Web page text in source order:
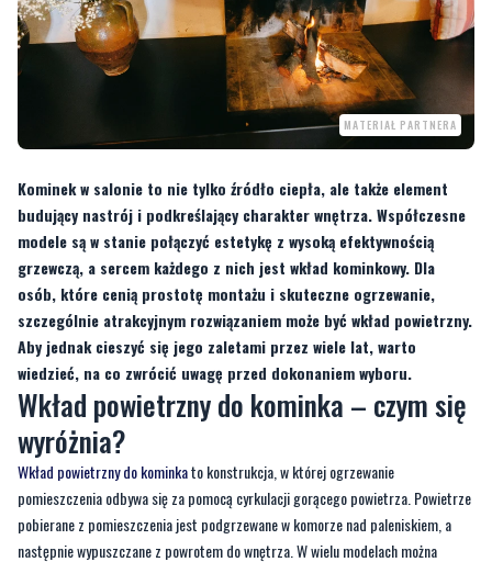
MATERIAŁ PARTNERA
Kominek w salonie to nie tylko źródło ciepła, ale także element
budujący nastrój i podkreślający charakter wnętrza. Współczesne
grzewczą, a sercem każdego z nich jest wkład kominkowy. Dla
osób, które cenią prostotę montażu i skuteczne ogrzewanie,
szczególnie atrakcyjnym rozwiązaniem może być wkład powietrzny.
Aby jednak cieszyć się jego zaletami przez wiele lat, warto
wiedzieć, na co zwrócić uwagę przed dokonaniem wyboru.
Wkład powietrzny do kominka – czym się
wyróżnia?
Wkład powietrzny do kominka
to konstrukcja, w której ogrzewanie
pomieszczenia odbywa się za pomocą cyrkulacji gorącego powietrza. Powietrze
pobierane z pomieszczenia jest podgrzewane w komorze nad paleniskiem, a
następnie wypuszczane z powrotem do wnętrza. W wielu modelach można
dodatkowo zastosować system DGP (Dystrybucja Gorącego Powietrza), który
rozprowadza ciepło do innych pomieszczeń. Największą zaletą wkładów
powietrznych jest szybka reakcja na zmiany temperatury – praktycznie od